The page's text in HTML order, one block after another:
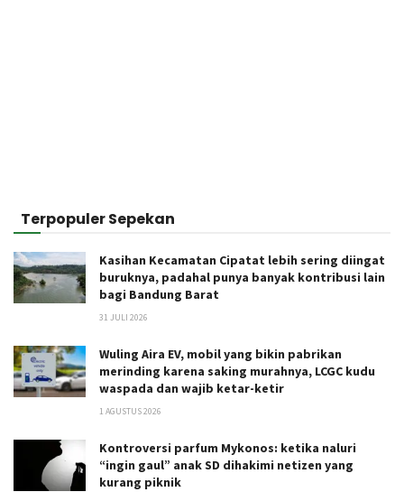
Terpopuler Sepekan
Kasihan Kecamatan Cipatat lebih sering diingat
buruknya, padahal punya banyak kontribusi lain
bagi Bandung Barat
31 JULI 2026
Wuling Aira EV, mobil yang bikin pabrikan
merinding karena saking murahnya, LCGC kudu
waspada dan wajib ketar-ketir
1 AGUSTUS 2026
Kontroversi parfum Mykonos: ketika naluri
“ingin gaul” anak SD dihakimi netizen yang
kurang piknik